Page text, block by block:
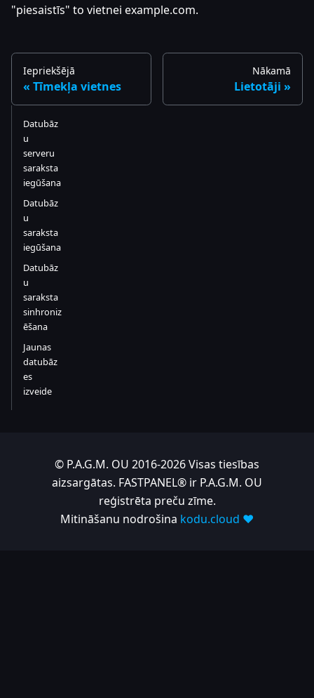
"piesaistīs" to vietnei example.com.
Iepriekšējā
Tīmekļa vietnes
Nākamā
Lietotāji
Datubāz
u
serveru
saraksta
iegūšana
Datubāz
u
saraksta
iegūšana
Datubāz
u
saraksta
sinhroniz
ēšana
Jaunas
datubāz
es
izveide
© P.A.G.M. OU 2016-2026 Visas tiesības
aizsargātas. FASTPANEL® ir P.A.G.M. OU
reģistrēta preču zīme.
Mitināšanu nodrošina kodu.cloud ❤️